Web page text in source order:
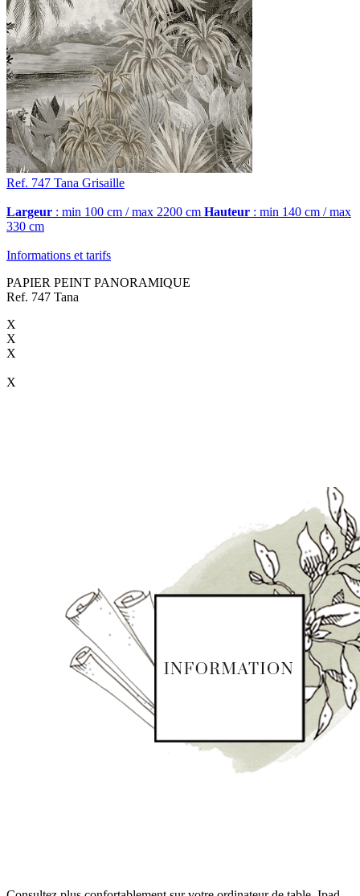
Ref. 747 Tana Grisaille
Largeur : min 100 cm / max 2200 cm Hauteur : min 140 cm / max
330 cm
Informations et tarifs
PAPIER PEINT PANORAMIQUE
Ref. 747 Tana
X
X
X
X